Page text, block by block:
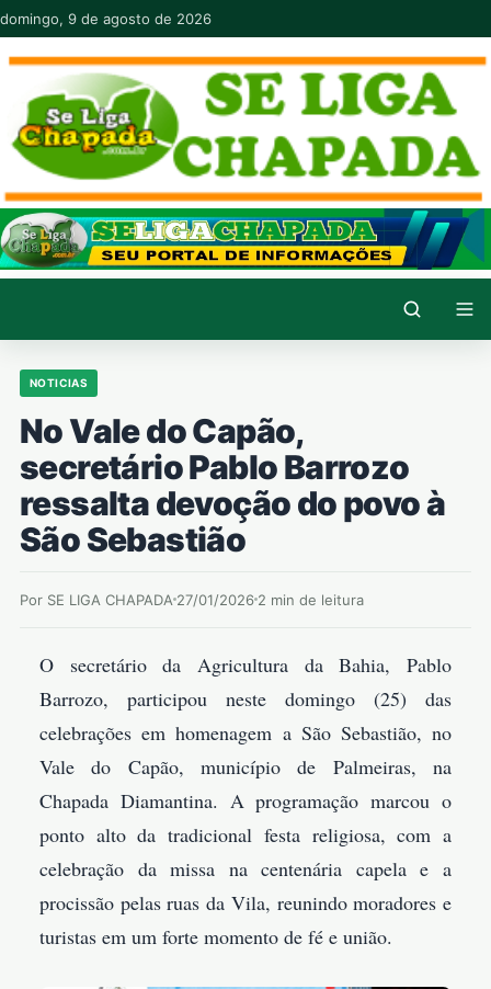
Pular para o conteúdo
domingo, 9 de agosto de 2026
NOTICIAS
No Vale do Capão,
secretário Pablo Barrozo
ressalta devoção do povo à
São Sebastião
Por SE LIGA CHAPADA 27/01/2026 2 min de leitura
O secretário da Agricultura da Bahia, Pablo
Barrozo, participou neste domingo (25) das
celebrações em homenagem a São Sebastião, no
Vale do Capão, município de Palmeiras, na
Chapada Diamantina. A programação marcou o
ponto alto da tradicional festa religiosa, com a
celebração da missa na centenária capela e a
procissão pelas ruas da Vila, reunindo moradores e
turistas em um forte momento de fé e união.